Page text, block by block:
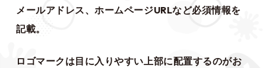
メールアドレス、ホームページURLなど必須情報を
記載。
ロゴマークは目に入りやすい上部に配置するのがお